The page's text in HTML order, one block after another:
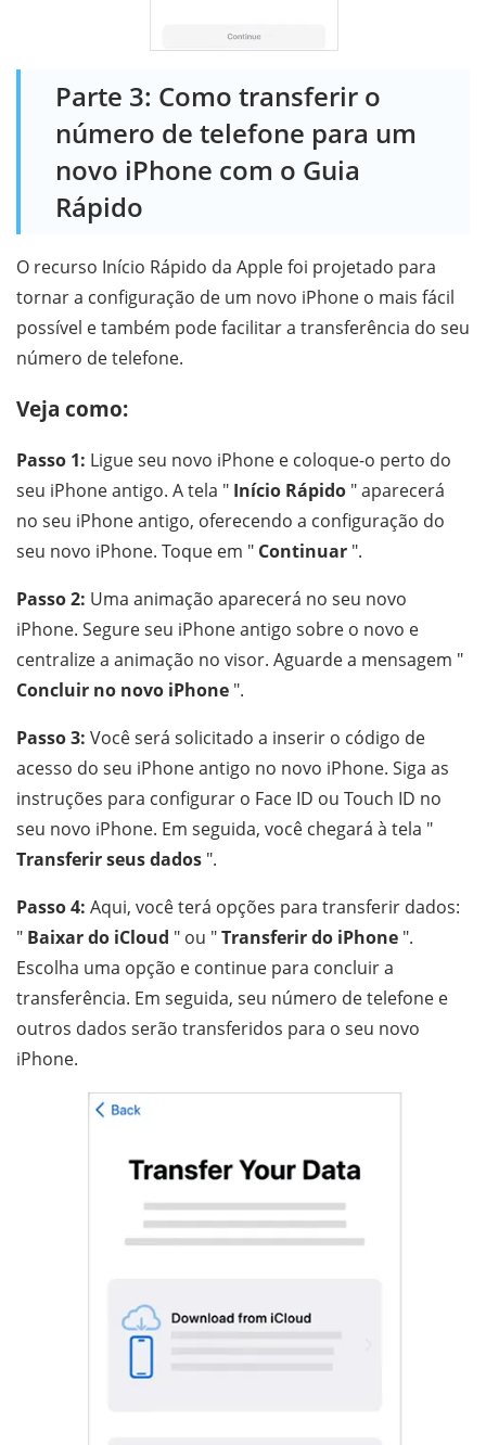
Parte 3: Como transferir o
número de telefone para um
novo iPhone com o Guia
Rápido
O recurso Início Rápido da Apple foi projetado para
tornar a configuração de um novo iPhone o mais fácil
possível e também pode facilitar a transferência do seu
número de telefone.
Veja como:
Passo 1: Ligue seu novo iPhone e coloque-o perto do
seu iPhone antigo. A tela " Início Rápido " aparecerá
no seu iPhone antigo, oferecendo a configuração do
seu novo iPhone. Toque em " Continuar ".
Passo 2: Uma animação aparecerá no seu novo
iPhone. Segure seu iPhone antigo sobre o novo e
centralize a animação no visor. Aguarde a mensagem "
Concluir no novo iPhone ".
Passo 3: Você será solicitado a inserir o código de
acesso do seu iPhone antigo no novo iPhone. Siga as
instruções para configurar o Face ID ou Touch ID no
seu novo iPhone. Em seguida, você chegará à tela "
Transferir seus dados ".
Passo 4: Aqui, você terá opções para transferir dados:
" Baixar do iCloud " ou "Transferir do iPhone ".
Escolha uma opção e continue para concluir a
transferência. Em seguida, seu número de telefone e
outros dados serão transferidos para o seu novo
iPhone.